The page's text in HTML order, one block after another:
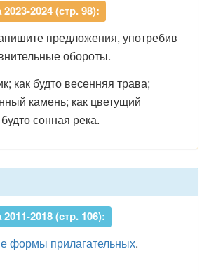
2024 (стр. 98):
предложения, употребив
обороты.
как будто весенняя трава;
камень; как цветущий
сонная река.
2018 (стр. 106):
формы прилагательных.